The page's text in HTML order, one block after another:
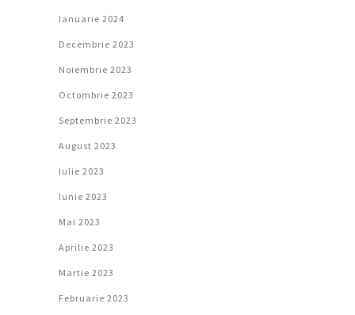
Ianuarie 2024
Decembrie 2023
Noiembrie 2023
Octombrie 2023
Septembrie 2023
August 2023
Iulie 2023
Iunie 2023
Mai 2023
Aprilie 2023
Martie 2023
Februarie 2023